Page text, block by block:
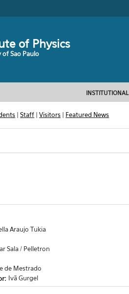
of Physics
of Sao Paulo
INSTITUTIONAL
|Staff |Visitors | Featured News
Araujo Tukia
Sala / Pelletron
de Mestrado
Ivã Gurgel